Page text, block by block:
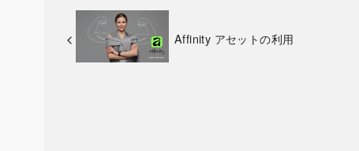
Affinity アセットの利用